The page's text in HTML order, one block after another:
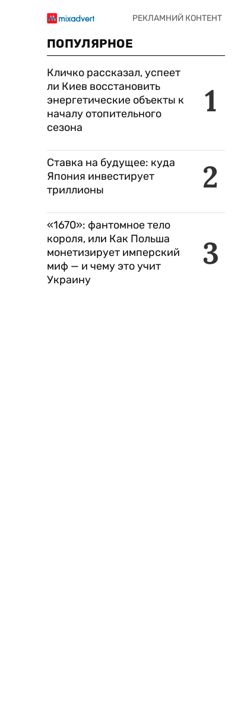
ПОПУЛЯРНОЕ
1
Кличко рассказал, успеет
ли Киев восстановить
энергетические объекты к
началу отопительного
сезона
2
Ставка на будущее: куда
Япония инвестирует
триллионы
3
«1670»: фантомное тело
короля, или Как Польша
монетизирует имперский
миф — и чему это учит
Украину